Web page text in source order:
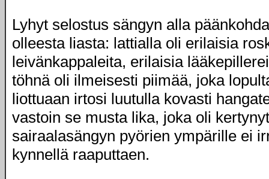
Lyhyt selostus sängyn alla
olleesta liasta: lattialla oli erilaisia
leivänkappaleita, erilaisia
töhnä oli ilmeisesti piimää, joka
liottuaan irtosi luutulla kovasti
vastoin se musta lika, joka oli
sairaalasängyn pyörien ympärille ei
kynnellä raaputtaen.